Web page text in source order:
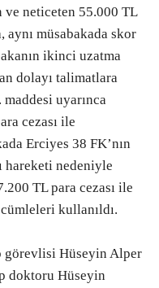
ve neticeten 55.000 TL
aynı müsabakada skor
ikinci uzatma
dolayı talimatlara
uyarınca
cezası ile
Erciyes 38 FK’nın
hareketi nedeniyle
TL para cezası ile
kullanıldı.
görevlisi Hüseyin Alper
doktoru Hüseyin